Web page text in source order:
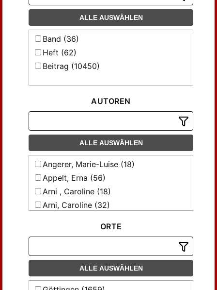
ALLE AUSWÄHLEN
Band (36)
Heft (62)
Beitrag (10450)
AUTOREN
ALLE AUSWÄHLEN
Angerer, Marie-Luise (18)
Appelt, Erna (56)
Arni , Caroline (18)
Arni, Caroline (32)
Baldauf, Anette; Griesebner, Andrea;
Bandhauer-Schöffmann, Irene (34)
Barth-Scalmani, Gunda (47)
Bauer, Ingrid (36)
ORTE
ALLE AUSWÄHLEN